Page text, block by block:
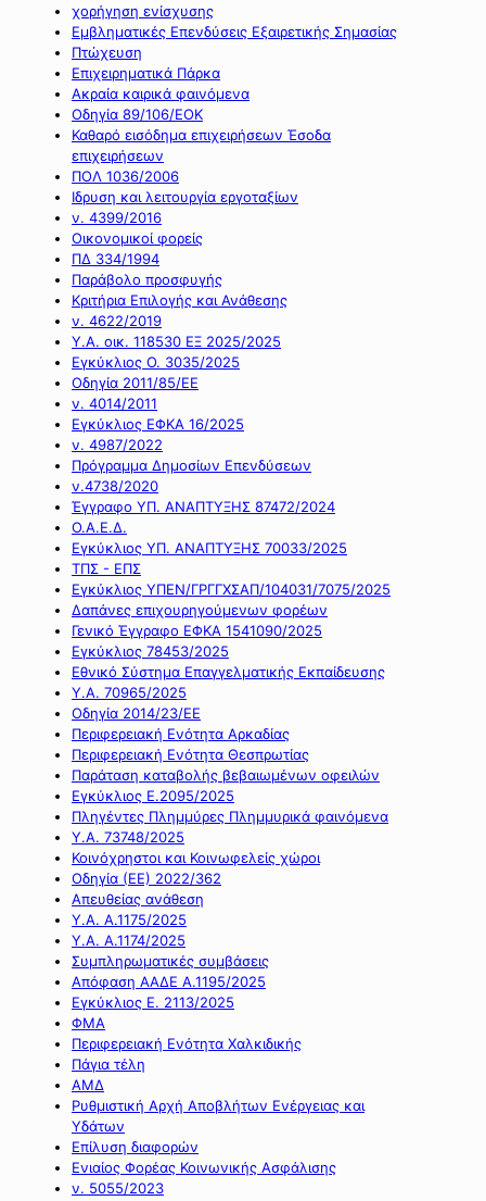
χορήγηση ενίσχυσης
Εμβληματικές Επενδύσεις Εξαιρετικής Σημασίας
Πτώχευση
Επιχειρηματικά Πάρκα
Ακραία καιρικά φαινόμενα
Οδηγία 89/106/ΕΟΚ
Καθαρό εισόδημα επιχειρήσεων Έσοδα
επιχειρήσεων
ΠΟΛ 1036/2006
Ιδρυση και λειτουργία εργοταξίων
ν. 4399/2016
Οικονομικοί φορείς
ΠΔ 334/1994
Παράβολο προσφυγής
Κριτήρια Επιλογής και Ανάθεσης
ν. 4622/2019
Υ.Α. οικ. 118530 ΕΞ 2025/2025
Εγκύκλιος Ο. 3035/2025
Οδηγία 2011/85/ΕΕ
ν. 4014/2011
Εγκύκλιος ΕΦΚΑ 16/2025
ν. 4987/2022
Πρόγραμμα Δημοσίων Επενδύσεων
ν.4738/2020
Έγγραφο ΥΠ. ΑΝΑΠΤΥΞΗΣ 87472/2024
Ο.Α.Ε.Δ.
Εγκύκλιος ΥΠ. ΑΝΑΠΤΥΞΗΣ 70033/2025
ΤΠΣ - ΕΠΣ
Εγκύκλιος ΥΠΕΝ/ΓΡΓΓΧΣΑΠ/104031/7075/2025
Δαπάνες επιχουρηγούμενων φορέων
Γενικό Έγγραφο ΕΦΚΑ 1541090/2025
Εγκύκλιος 78453/2025
Εθνικό Σύστημα Επαγγελματικής Εκπαίδευσης
Υ.Α. 70965/2025
Οδηγία 2014/23/ΕΕ
Περιφερειακή Ενότητα Αρκαδίας
Περιφερειακή Ενότητα Θεσπρωτίας
Παράταση καταβολής βεβαιωμένων οφειλών
Εγκύκλιος Ε.2095/2025
Πληγέντες Πλημμύρες Πλημμυρικά φαινόμενα
Υ.Α. 73748/2025
Κοινόχρηστοι και Κοινωφελείς χώροι
Οδηγία (ΕΕ) 2022/362
Απευθείας ανάθεση
Υ.Α. Α.1175/2025
Υ.Α. Α.1174/2025
Συμπληρωματικές συμβάσεις
Απόφαση ΑΑΔΕ Α.1195/2025
Εγκύκλιος Ε. 2113/2025
ΦΜΑ
Περιφερειακή Ενότητα Χαλκιδικής
Πάγια τέλη
ΑΜΔ
Ρυθμιστική Αρχή Αποβλήτων Ενέργειας και
Υδάτων
Επίλυση διαφορών
Ενιαίος Φορέας Κοινωνικής Ασφάλισης
ν. 5055/2023